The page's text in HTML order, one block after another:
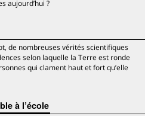
aujourd’hui ?
de nombreuses vérités scientifiques
selon laquelle la Terre est ronde
qui clament haut et fort qu’elle
à l’école